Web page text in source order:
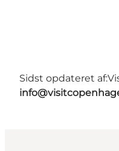
Sidst opdateret af: